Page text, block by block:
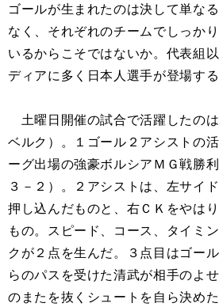
ゴールが生まれたのは決して単な
なく、それぞれのチームでしっか
いるからこそではないか。代表組
ディアに多く日本人選手が登場する
土曜日開催の試合で活躍したの
ベルク）。１ゴール２アシストの
ーグ出場の強豪ボルシアＭＧ戦勝
３－２）。２アシストは、左サイ
押し込んだものと、右ＣＫをやは
もの。スピード、コース、タイミ
クが２点を生んだ。３点目はゴー
らのパスを受けた清武が相手のよ
のまたを抜くシュートを自ら決め